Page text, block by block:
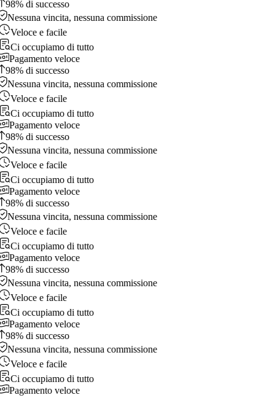
98% di successo
Nessuna vincita, nessuna commissione
Veloce e facile
Ci occupiamo di tutto
Pagamento veloce
98% di successo
Nessuna vincita, nessuna commissione
Veloce e facile
Ci occupiamo di tutto
Pagamento veloce
98% di successo
Nessuna vincita, nessuna commissione
Veloce e facile
Ci occupiamo di tutto
Pagamento veloce
98% di successo
Nessuna vincita, nessuna commissione
Veloce e facile
Ci occupiamo di tutto
Pagamento veloce
98% di successo
Nessuna vincita, nessuna commissione
Veloce e facile
Ci occupiamo di tutto
Pagamento veloce
98% di successo
Nessuna vincita, nessuna commissione
Veloce e facile
Ci occupiamo di tutto
Pagamento veloce